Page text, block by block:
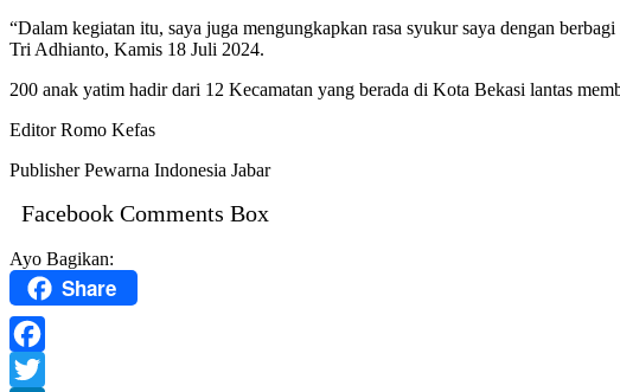
“Dalam kegiatan itu, saya juga mengungkapkan rasa syukur saya dengan
Tri Adhianto, Kamis 18 Juli 2024.
200 anak yatim hadir dari 12 Kecamatan yang berada di Kota Bekasi lantas
Editor Romo Kefas
Publisher Pewarna Indonesia Jabar
Facebook Comments Box
Ayo Bagikan:
Share
Facebook